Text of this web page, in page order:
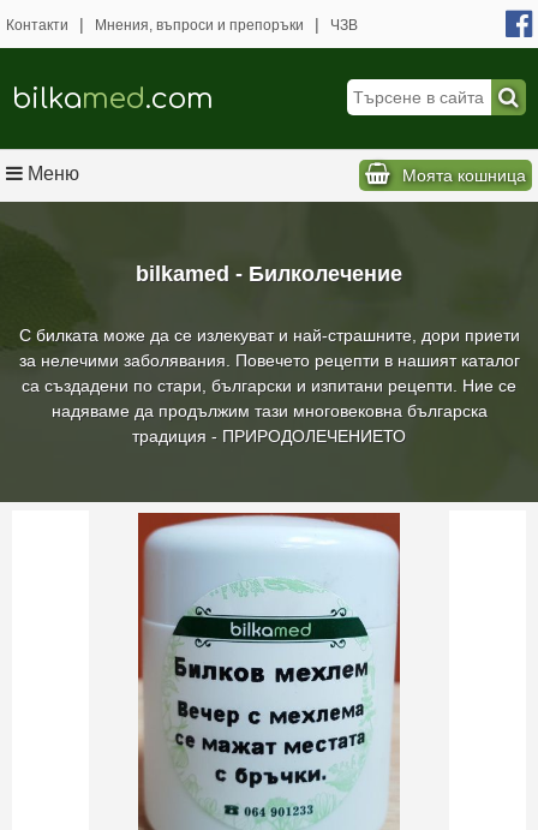
bilkamed - Билколечение
С билката може да се излекуват и най-страшните, дори приети
за нелечими заболявания. Повечето рецепти в нашият каталог
са създадени по стари, български и изпитани рецепти. Ние се
надяваме да продължим тази многовековна българска
традиция - ПРИРОДОЛЕЧЕНИЕТО
Контакти | Мнения, въпроси и препоръки | ЧЗВ
bilkamed.com
Меню Моята кошница